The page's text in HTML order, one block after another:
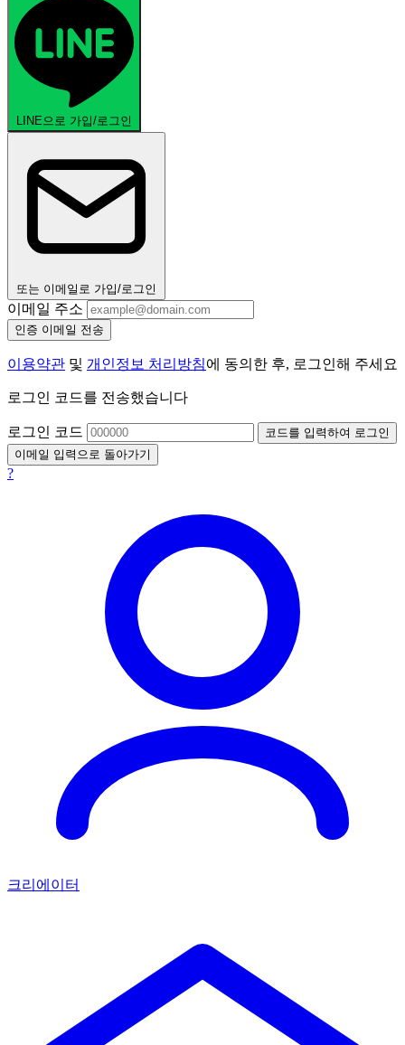
LINE으로 가입/로그인
또는 이메일로 가입/로그인
이메일 주소
인증 이메일 전송
이용약관 및 개인정보 처리방침에 동의한 후, 로그인해 주세요
로그인 코드를 전송했습니다
로그인 코드
코드를 입력하여 로그인
이메일 입력으로 돌아가기
?
크리에이터